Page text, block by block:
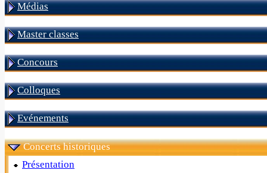
Médias
Master classes
Concours
Colloques
Evénements
Concerts historiques
Présentation